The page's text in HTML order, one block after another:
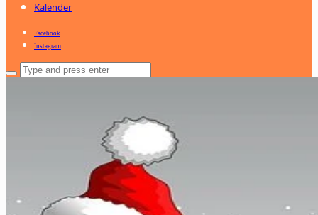
Kalender
Facebook
Instagram